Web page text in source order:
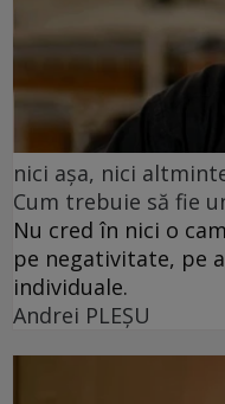
nici așa, nici
Cum trebuie să fie
Nu cred în nici o
pe negativitate, pe
individuale.
Andrei PLEŞU